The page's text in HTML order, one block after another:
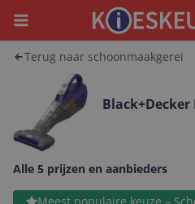
Menu
Terug naar schoonmaakgerei
Black+Decker
Alle 5 prijzen en aanbieders
Bekijk product